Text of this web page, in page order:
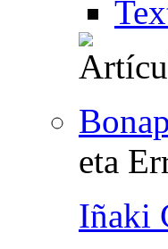
eta
Iñaki